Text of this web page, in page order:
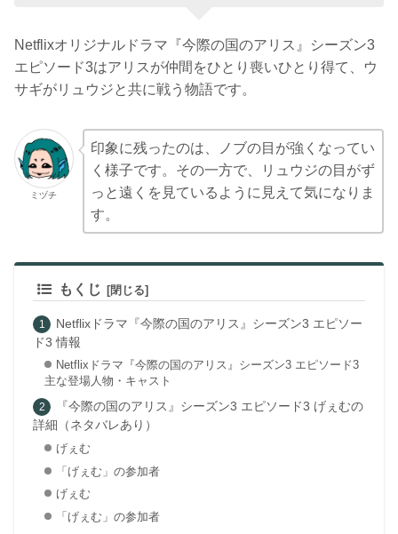
Netflixオリジナルドラマ『今際の国のアリス』シーズン3
エピソード3はアリスが仲間をひとり喪いひとり得て、ウ
サギがリュウジと共に戦う物語です。
ミヅチ
印象に残ったのは、ノブの目が強くなってい
く様子です。その一方で、リュウジの目がず
っと遠くを見ているように見えて気になりま
す。
もくじ
Netflixドラマ『今際の国のアリス』シーズン3 エピソー
ド3 情報
Netflixドラマ『今際の国のアリス』シーズン3 エピソード3
主な登場人物・キャスト
『今際の国のアリス』シーズン3 エピソード3 げぇむの
詳細（ネタバレあり）
げぇむ
「げぇむ」の参加者
げぇむ
「げぇむ」の参加者